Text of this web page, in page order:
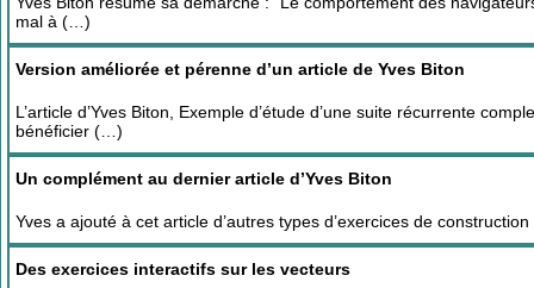
mal à (…)
Version améliorée et pérenne d’un article de Yves Biton
L’article d’Yves Biton, Exemple d’étude d’une suite récurrente
bénéficier (…)
Un complément au dernier article d’Yves Biton
Yves a ajouté à cet article d’autres types d’exercices de
Des exercices interactifs sur les vecteurs